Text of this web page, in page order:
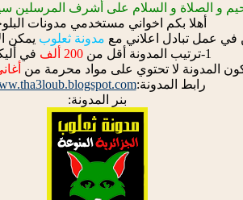
و الصلاة و السلام على أشرف المرسلين
أهلا بكم اخواني مستخدمي مدونات
في عمل تبادل اعلاني مع مدونة ثعلوب يمكن
1-ترتيب المدونة أقل من
200 ألف
في
رابط المدونة:
بنر المدونة: